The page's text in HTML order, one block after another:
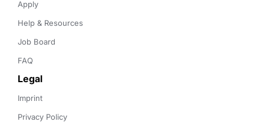
Apply
Help & Resources
Job Board
FAQ
Legal
Imprint
Privacy Policy